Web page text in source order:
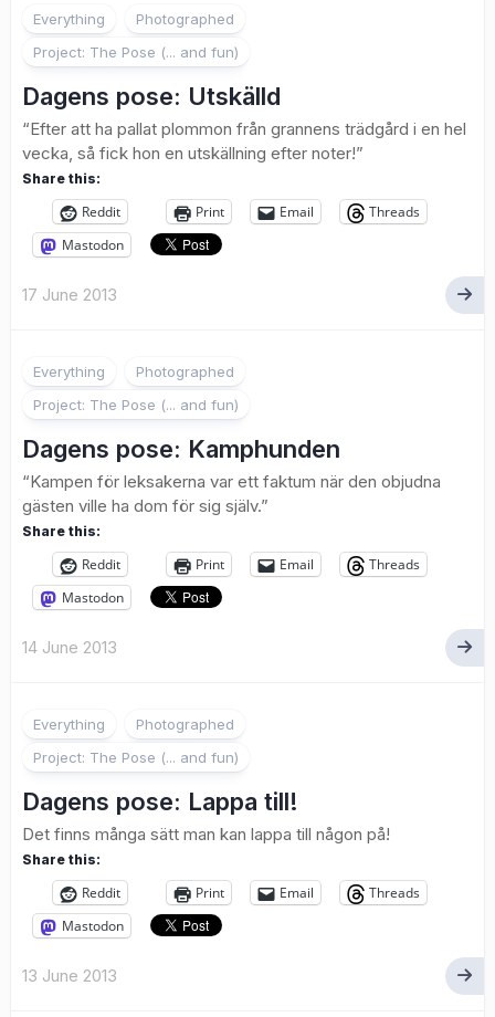
Everything
Photographed
Project: The Pose (... and fun)
Dagens pose: Utskälld
“Efter att ha pallat plommon från grannens trädgård i en hel
vecka, så fick hon en utskällning efter noter!”
Share this:
Reddit Print Email
Threads
Mastodon
17 June 2013
Everything
Photographed
Project: The Pose (... and fun)
Dagens pose: Kamphunden
“Kampen för leksakerna var ett faktum när den objudna
gästen ville ha dom för sig själv.”
Share this:
Reddit Print Email
Threads
Mastodon
14 June 2013
Everything
Photographed
Project: The Pose (... and fun)
Dagens pose: Lappa till!
Det finns många sätt man kan lappa till någon på!
Share this:
Reddit Print Email
Threads
Mastodon
13 June 2013